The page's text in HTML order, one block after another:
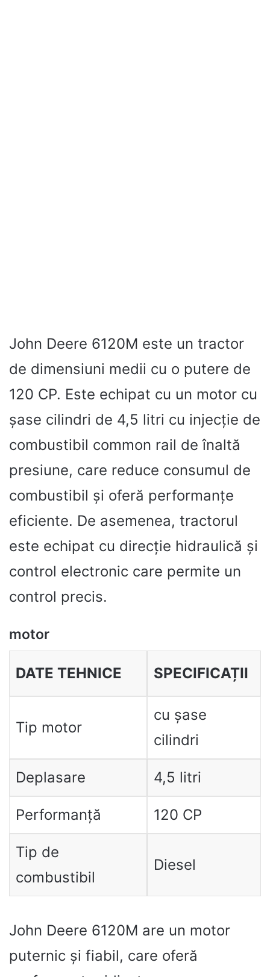
John Deere 6120M este un tractor
de dimensiuni medii cu o putere de
120 CP. Este echipat cu un motor cu
șase cilindri de 4,5 litri cu injecție de
combustibil common rail de înaltă
presiune, care reduce consumul de
combustibil și oferă performanțe
eficiente. De asemenea, tractorul
este echipat cu direcție hidraulică și
control electronic care permite un
control precis.
motor
DATE TEHNICE SPECIFICAȚII
Tip motor
cu șase
cilindri
Deplasare 4,5 litri
Performanță 120 CP
Tip de
combustibil
Diesel
John Deere 6120M are un motor
puternic și fiabil, care oferă